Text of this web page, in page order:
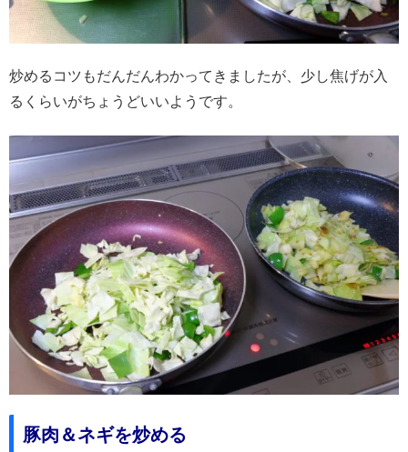
炒めるコツもだんだんわかってきましたが、少し焦げが入
るくらいがちょうどいいようです。
豚肉＆ネギを炒める